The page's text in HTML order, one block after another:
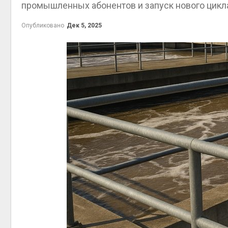
промышленных абонентов и запуск нового
Опубликовано Дек 5, 2025
на
Авг 6,